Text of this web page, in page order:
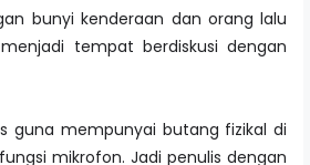
bunyi kenderaan dan orang lalu
tempat berdiskusi dengan
guna mempunyai butang fizikal di
mikrofon. Jadi penulis dengan